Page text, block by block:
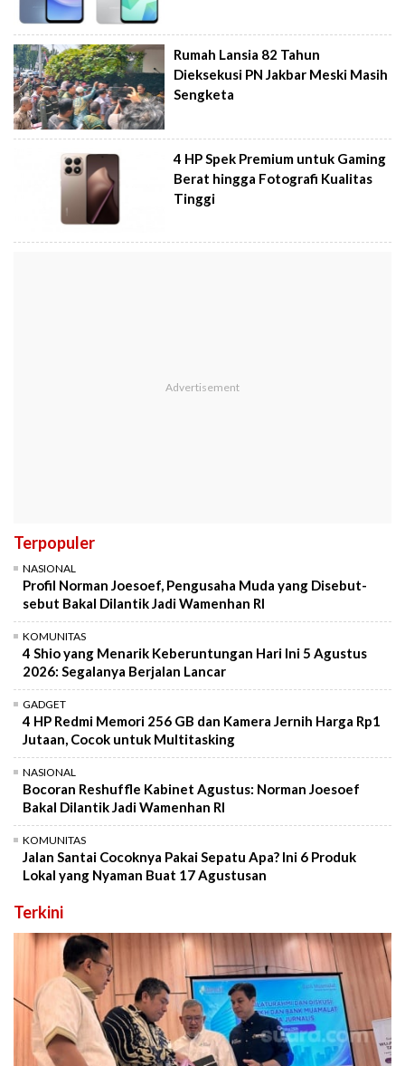
Rumah Lansia 82 Tahun
Dieksekusi PN Jakbar Meski Masih
Sengketa
4 HP Spek Premium untuk Gaming
Berat hingga Fotografi Kualitas
Tinggi
Terpopuler
NASIONAL
Profil Norman Joesoef, Pengusaha Muda yang Disebut-
sebut Bakal Dilantik Jadi Wamenhan RI
KOMUNITAS
4 Shio yang Menarik Keberuntungan Hari Ini 5 Agustus
2026: Segalanya Berjalan Lancar
GADGET
4 HP Redmi Memori 256 GB dan Kamera Jernih Harga Rp1
Jutaan, Cocok untuk Multitasking
NASIONAL
Bocoran Reshuffle Kabinet Agustus: Norman Joesoef
Bakal Dilantik Jadi Wamenhan RI
KOMUNITAS
Jalan Santai Cocoknya Pakai Sepatu Apa? Ini 6 Produk
Lokal yang Nyaman Buat 17 Agustusan
Terkini